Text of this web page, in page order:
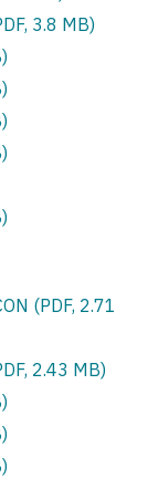
3.8 MB)
(PDF, 2.71
2.43 MB)